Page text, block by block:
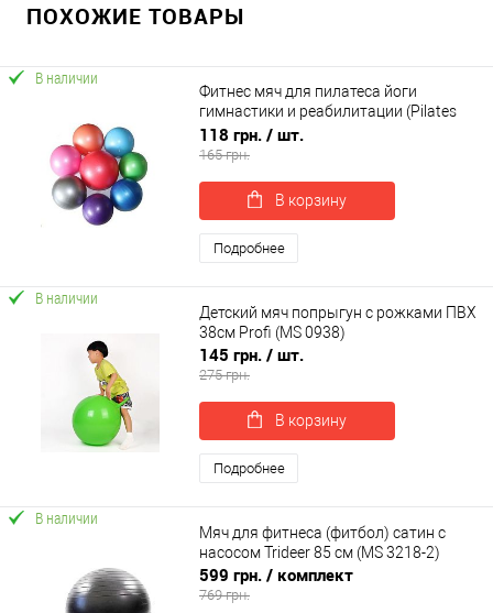
ПОХОЖИЕ ТОВАРЫ
В наличии
Фитнес мяч для пилатеса йоги
гимнастики и реабилитации (Pilates
ball) 25см OSPORT (OF-0305)
118 грн. / шт.
165 грн.
В корзину
Подробнее
В наличии
Детский мяч попрыгун с рожками ПВХ
38см Profi (MS 0938)
145 грн. / шт.
275 грн.
В корзину
Подробнее
В наличии
Мяч для фитнеса (фитбол) сатин с
насосом Trideer 85 см (MS 3218-2)
599 грн. / комплект
769 грн.